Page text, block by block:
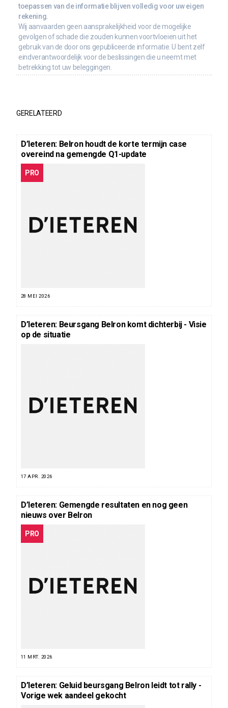
toepassen van de informatie blijven volledig voor uw eigen
rekening.
Wij aanvaarden geen aansprakelijkheid voor de mogelijke
gevolgen of schade die zouden kunnen voortvloeien uit het
gebruik van de door ons gepubliceerde informatie. U bent zelf
eindverantwoordelijk voor de beslissingen die u neemt met
betrekking tot uw beleggingen.
GERELATEERD
D’Ieteren: Belron houdt de korte termijn case
overeind na gemengde Q1-update
PRO
28 MEI 2026
D’Ieteren: Beursgang Belron komt dichterbij - Visie
op de situatie
17 APR. 2026
D’Ieteren: Gemengde resultaten en nog geen
nieuws over Belron
PRO
11 MRT. 2026
D’Ieteren: Geluid beursgang Belron leidt tot rally -
Vorige wek aandeel gekocht